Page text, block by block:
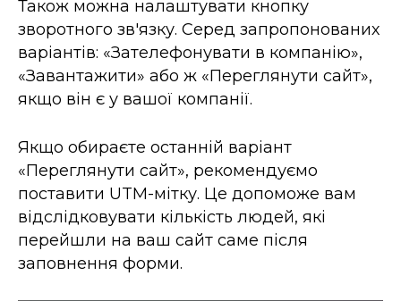
Також можна налаштувати кнопку
зворотного зв'язку. Серед запропонованих
варіантів: «Зателефонувати в компанію»,
«Завантажити» або ж «Переглянути сайт»,
якщо він є у вашої компанії.
Якщо обираєте останній варіант
«Переглянути сайт», рекомендуємо
поставити UTM-мітку. Це допоможе вам
відслідковувати кількість людей, які
перейшли на ваш сайт саме після
заповнення форми.